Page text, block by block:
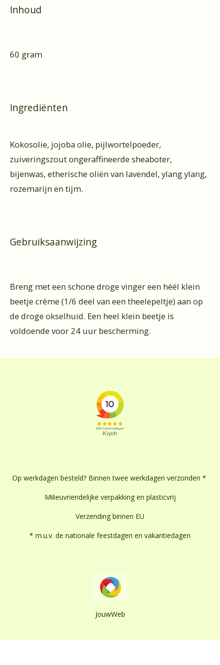
Inhoud
60 gram
Ingrediënten
Kokosolie, jojoba olie, pijlwortelpoeder,
zuiveringszout ongeraffineerde sheaboter,
bijenwas, etherische oliën van lavendel, ylang ylang,
rozemarijn en tijm.
Gebruiksaanwijzing
Breng met een schone droge vinger een héél klein
beetje crème (1/6 deel van een theelepeltje) aan op
de droge okselhuid. Een heel klein beetje is
voldoende voor 24 uur bescherming.
Op werkdagen besteld? Binnen twee werkdagen verzonden *
Milieuvriendelijke verpakking en plasticvrij
Verzending binnen EU
* m.u.v. de nationale feestdagen en vakantiedagen
JouwWeb